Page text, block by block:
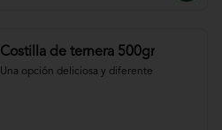
Costilla de ternera 500gr
Una opción deliciosa y diferente